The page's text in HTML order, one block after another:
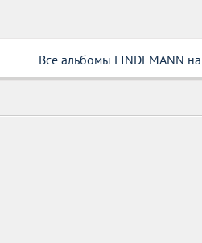
Все альбомы LINDEMANN